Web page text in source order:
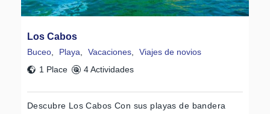
vistas a los atardeceres desde la laguna, amenizados por el
huevos motuleños, cochinita o pollo pibil, sopa de lima o la
sopa de mariscos, la langosta en salsa de mantequilla, los
langosta.
Los Cabos
Buceo Playa Vacaciones
Viajes de novios
1 Place
4 Actividades
Descubre Los Cabos Con sus playas de bandera